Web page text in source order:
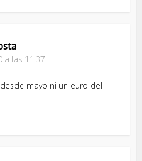
a las 11:37
mayo ni un euro del